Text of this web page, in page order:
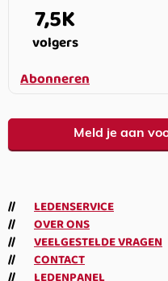
7,5K
volgers
Abonneren
Meld je aan
LEDENSERVICE
OVER ONS
VEELGESTELDE VRAGEN
CONTACT